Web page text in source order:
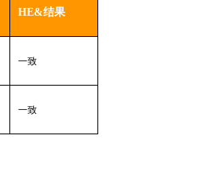
HE&结果
一致
一致